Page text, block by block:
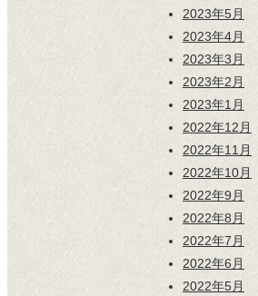
2023年5月
2023年4月
2023年3月
2023年2月
2023年1月
2022年12月
2022年11月
2022年10月
2022年9月
2022年8月
2022年7月
2022年6月
2022年5月